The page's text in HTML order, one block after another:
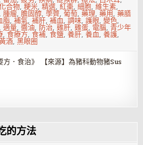
合物,粳米,精選,紅棗,細胞,維生素,
腫瘤,膽固醇,荸薺,葡萄,藥理,藥用,藥膳
脂,補氣,補肝,補血,調味,護眼,變色,
適量,醬油, 防治,雞肝,雞蛋, 電腦,青少年
,食療方,食補,食鹽,養肝,養血,養護,
酒,黑眼圈
．食治》 【來源】為豬科動物豬Sus
的方法